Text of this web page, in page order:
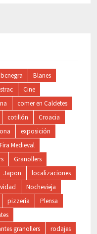
bcnegra
Blanes
Cine
comer en Caldetes
cotillón
Croacia
exposición
Fira Medieval
Granollers
Japon
localizaciones
Nochevieja
pizzería
Plensa
granollers
rodajes